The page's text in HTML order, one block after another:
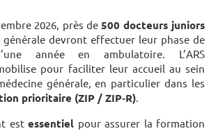
2026, près de 500 docteurs juniors
générale devront effectuer leur phase de
année en ambulatoire. L’ARS
pour faciliter leur accueil au sein
générale, en particulier dans les
prioritaire (ZIP / ZIP‑R).
estessentiel pour assurer la formation